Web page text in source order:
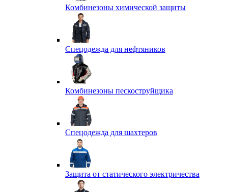
Комбинезоны химической защиты
Спецодежда для нефтяников
Комбинезоны пескоструйщика
Спецодежда для шахтеров
Защита от статического электричества